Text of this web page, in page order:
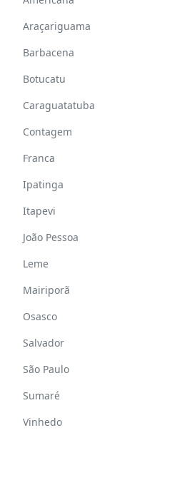
Araçariguama
Barbacena
Botucatu
Caraguatatuba
Contagem
Franca
Ipatinga
Itapevi
João Pessoa
Leme
Mairiporã
Osasco
Salvador
São Paulo
Sumaré
Vinhedo